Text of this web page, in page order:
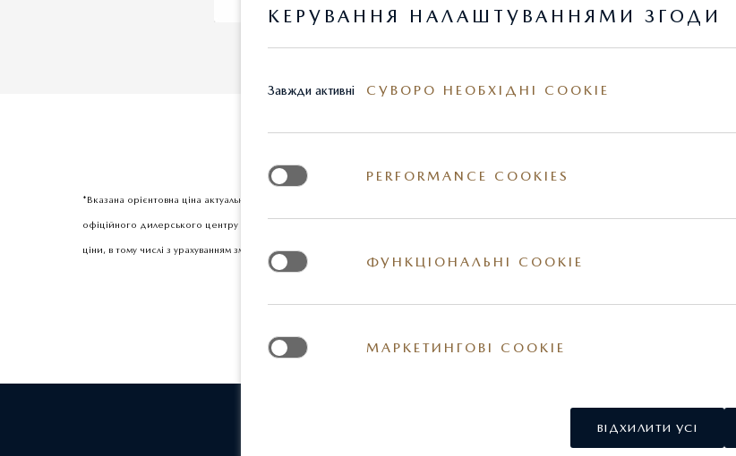
*Вказана орієнтовна ціна актуальна на момент оновлення інформації на сайті. За більш детальною інформацією стосовно вартості та
офіційного дилерського центру Mazda. Реальні кольори та деякі зовнішні та / або внутрішні елементи обладнання можуть
ціни, в тому числі з урахуванням змін міжбанківського курсу долару США.
КЕРУВАННЯ НАЛАШТУВАННЯМИ ЗГОДИ
Завжди активні СУВОРО НЕОБХІДНІ COOKIE
PERFORMANCE COOKIES
ФУНКЦІОНАЛЬНІ COOKIE
МАРКЕТИНГОВІ COOKIE
ВІДХИЛИТИ УСІ